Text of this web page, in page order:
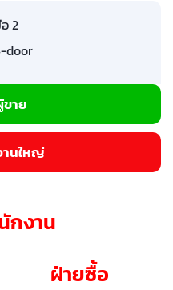
2
door
าย
นใหญ่
งาน
ฝ่ายซื้อ